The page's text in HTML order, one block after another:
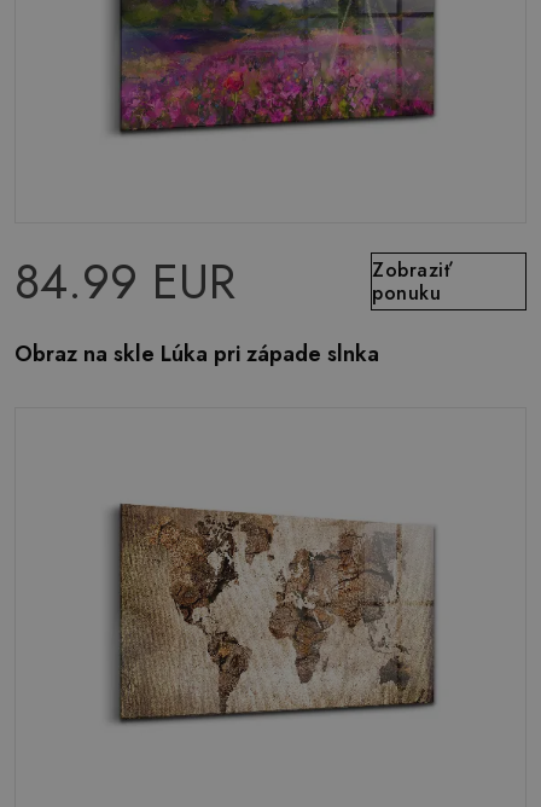
84.99 EUR
Zobraziť
ponuku
Obraz na skle Lúka pri západe slnka